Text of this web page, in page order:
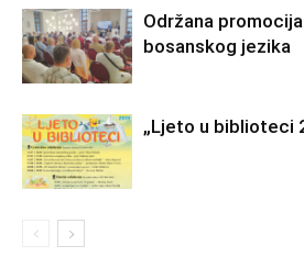
Održana
bosanskog jezika
„Ljeto u biblioteci